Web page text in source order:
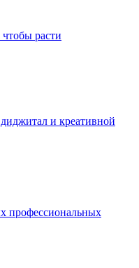
расти
и креативной
профессиональных